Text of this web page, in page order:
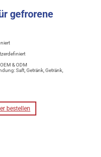
gefrorene
& ODM
Saft, Getränk, Getränk,
bestellen